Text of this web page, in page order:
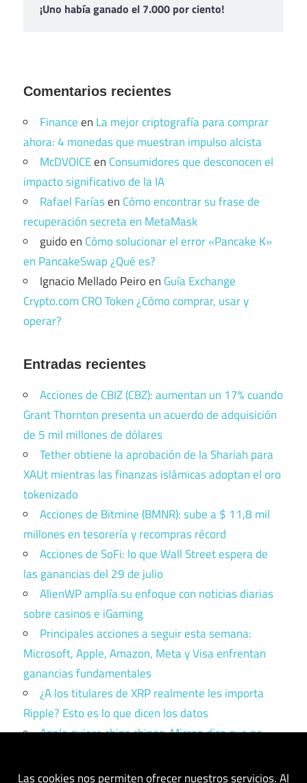
¡Uno había ganado el 7.000 por ciento!
Comentarios recientes
Financeen La mejor criptografía para comprar
ahora: 4 monedas que muestran impulso alcista
McDVOICEen Consumidores que desconocen el
impacto significativo de la IA
Rafael Faríasen Cómo encontrar su frase de
recuperación secreta en MetaMask
guidoen Cómo solucionar el error «Pancake K»
en PancakeSwap ¿Qué es?
Ignacio Mellado Peiroen Guía Exchange
Crypto.com CRO Token ¿Cómo comprar, usar y
operar?
Entradas recientes
Acciones de CBIZ (CBZ): aumentan un 17% cuando
Grant Thornton presenta un acuerdo de adquisición
de 5 mil millones de dólares
Tether obtiene la aprobación de la Shariah para
XAUt mientras las finanzas islámicas adoptan el oro
tokenizado
Acciones de Bitmine (BMNR): sube a $ 11,8 mil
millones en tesorería y recompras récord
Acciones de SoFi: lo que Wall Street espera de
las ganancias del 29 de julio
AlienWP amplía su enfoque con noticias diarias
sobre casinos e iGaming
Principales acciones a seguir esta semana:
Microsoft, Apple, Amazon, Meta y Visa enfrentan
ganancias fundamentales
¿A los titulares de XRP realmente les importa
Ripple? Esto es lo que dicen los datos
Apple quiere chips chinos. Micron dice que no.
Las cookies nos permiten ofrecer nuestros servicios. Al